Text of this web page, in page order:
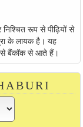
निश्चित रूप से पीढ़ियों से
के लायक है। यह
से बैंकॉक से आते हैं।